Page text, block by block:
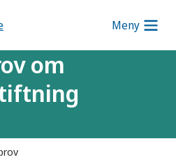
Meny
om